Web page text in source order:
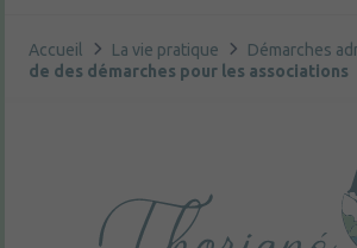
Accueil La vie pratique Démarches
de des démarches pour les associations